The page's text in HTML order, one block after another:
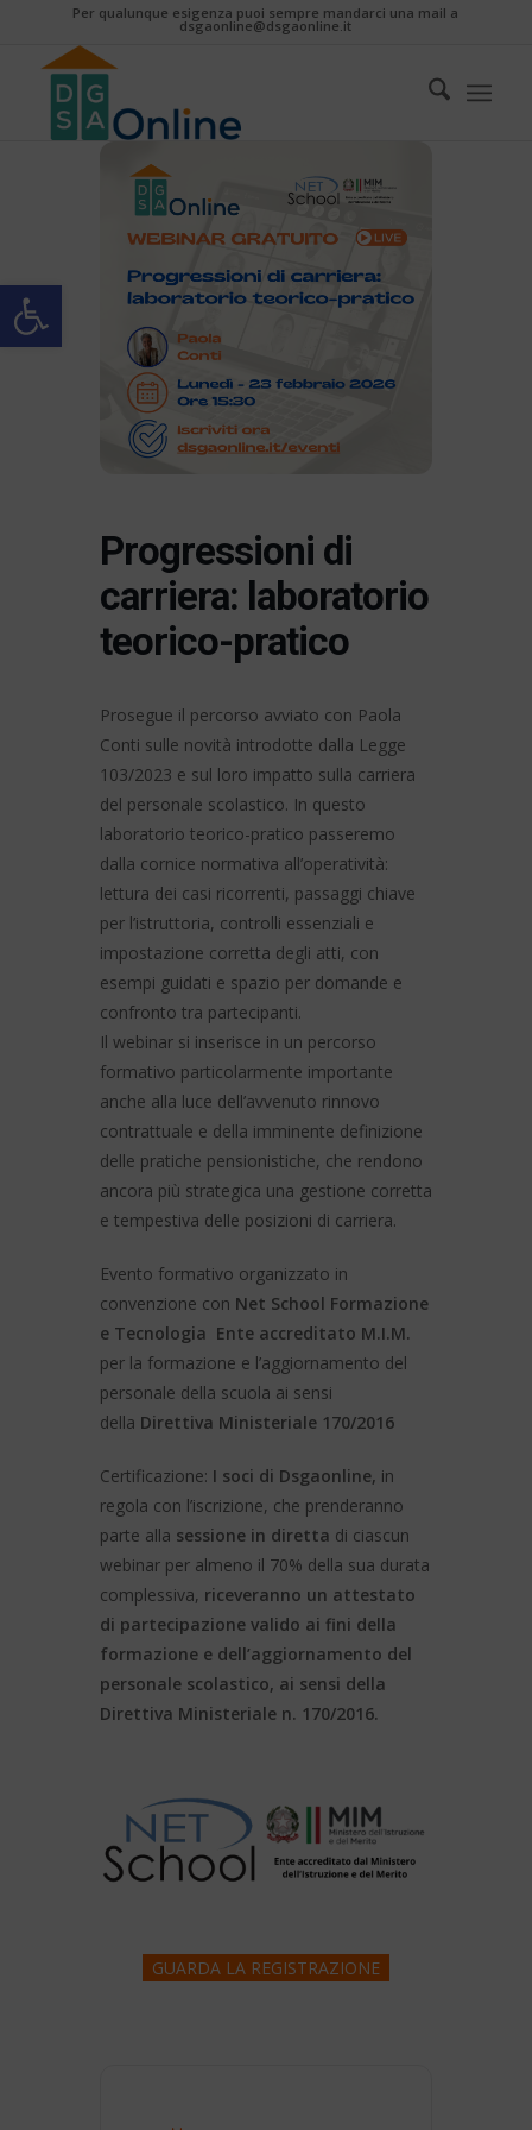
Apri la barra degli strumenti
Per qualunque esigenza puoi sempre mandarci una mail a
dsgaonline@dsgaonline.it
Progressioni di
carriera: laboratorio
teorico-pratico
Prosegue il percorso avviato con Paola
Conti sulle novità introdotte dalla Legge
103/2023 e sul loro impatto sulla carriera
del personale scolastico. In questo
laboratorio teorico-pratico passeremo
dalla cornice normativa all’operatività:
lettura dei casi ricorrenti, passaggi chiave
per l’istruttoria, controlli essenziali e
impostazione corretta degli atti, con
esempi guidati e spazio per domande e
confronto tra partecipanti.
Il webinar si inserisce in un percorso
formativo particolarmente importante
anche alla luce dell’avvenuto rinnovo
contrattuale e della imminente definizione
delle pratiche pensionistiche, che rendono
ancora più strategica una gestione corretta
e tempestiva delle posizioni di carriera.
Evento formativo organizzato in
convenzione con Net School Formazione
e Tecnologia Ente accreditato M.I.M.
per la formazione e l’aggiornamento del
personale della scuola ai sensi
della Direttiva Ministeriale 170/2016
Certificazione: I soci di Dsgaonline, in
regola con l’iscrizione, che prenderanno
parte alla sessione in diretta di ciascun
webinar per almeno il 70% della sua durata
complessiva, riceveranno un attestato
di partecipazione valido ai fini della
formazione e dell’aggiornamento del
personale scolastico, ai sensi della
Direttiva Ministeriale n. 170/2016.
GUARDA LA REGISTRAZIONE